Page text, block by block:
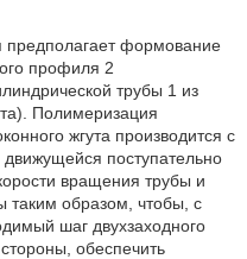
предполагает формование
профиля 2
трубы 1 из
Полимеризация
жгута производится с
поступательно
вращения трубы и
образом, чтобы, с
шаг двухзаходного
обеспечить